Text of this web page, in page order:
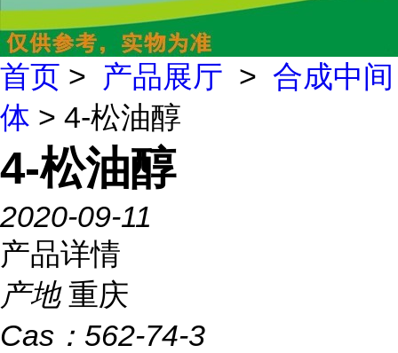
首页 > 产品展厅 > 合成中间
体 > 4-松油醇
4-松油醇
2020-09-11
产品详情
产地 重庆
Cas： 562-74-3